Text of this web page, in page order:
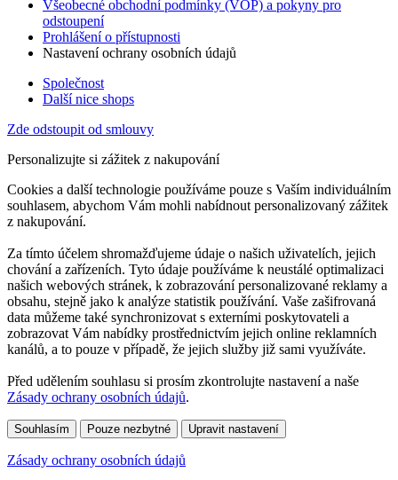
Všeobecné obchodní podmínky (VOP) a pokyny pro
odstoupení
Prohlášení o přístupnosti
Nastavení ochrany osobních údajů
Společnost
Další nice shops
Zde odstoupit od smlouvy
Personalizujte si zážitek z nakupování
Cookies a další technologie používáme pouze s Vaším individuálním
souhlasem, abychom Vám mohli nabídnout personalizovaný zážitek
z nakupování.
Za tímto účelem shromažďujeme údaje o našich uživatelích, jejich
chování a zařízeních. Tyto údaje používáme k neustálé optimalizaci
našich webových stránek, k zobrazování personalizované reklamy a
obsahu, stejně jako k analýze statistik používání. Vaše zašifrovaná
data můžeme také synchronizovat s externími poskytovateli a
zobrazovat Vám nabídky prostřednictvím jejich online reklamních
kanálů, a to pouze v případě, že jejich služby již sami využíváte.
Před udělením souhlasu si prosím zkontrolujte nastavení a naše
Zásady ochrany osobních údajů.
Souhlasím Pouze nezbytné Upravit nastavení
Zásady ochrany osobních údajů